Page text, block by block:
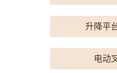
升降平
电动